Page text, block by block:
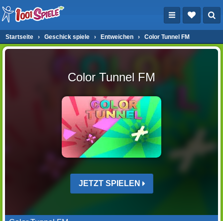
Startseite › Geschick spiele › Entweichen › Color Tunnel FM
Color Tunnel FM
JETZT SPIELEN